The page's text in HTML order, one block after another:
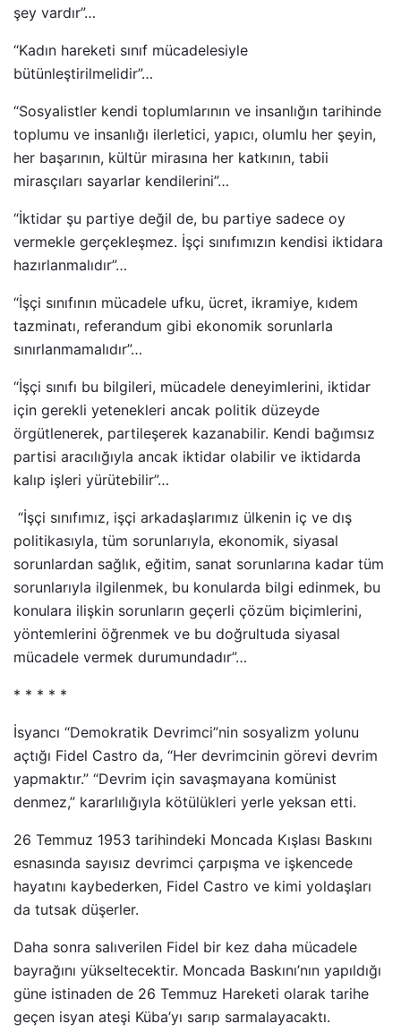
şey vardır”…
“Kadın hareketi sınıf mücadelesiyle
bütünleştirilmelidir”…
“Sosyalistler kendi toplumlarının ve insanlığın tarihinde
toplumu ve insanlığı ilerletici, yapıcı, olumlu her şeyin,
her başarının, kültür mirasına her katkının, tabii
mirasçıları sayarlar kendilerini”…
“İktidar şu partiye değil de, bu partiye sadece oy
vermekle gerçekleşmez. İşçi sınıfımızın kendisi iktidara
hazırlanmalıdır”…
“İşçi sınıfının mücadele ufku, ücret, ikramiye, kıdem
tazminatı, referandum gibi ekonomik sorunlarla
sınırlanmamalıdır”…
“İşçi sınıfı bu bilgileri, mücadele deneyimlerini, iktidar
için gerekli yetenekleri ancak politik düzeyde
örgütlenerek, partileşerek kazanabilir. Kendi bağımsız
partisi aracılığıyla ancak iktidar olabilir ve iktidarda
kalıp işleri yürütebilir”…
“İşçi sınıfımız, işçi arkadaşlarımız ülkenin iç ve dış
politikasıyla, tüm sorunlarıyla, ekonomik, siyasal
sorunlardan sağlık, eğitim, sanat sorunlarına kadar tüm
sorunlarıyla ilgilenmek, bu konularda bilgi edinmek, bu
konulara ilişkin sorunların geçerli çözüm biçimlerini,
yöntemlerini öğrenmek ve bu doğrultuda siyasal
mücadele vermek durumundadır”…
* * * * *
İsyancı “Demokratik Devrimci”nin sosyalizm yolunu
açtığı Fidel Castro da, “Her devrimcinin görevi devrim
yapmaktır.” “Devrim için savaşmayana komünist
denmez,” kararlılığıyla kötülükleri yerle yeksan etti.
26 Temmuz 1953 tarihindeki Moncada Kışlası Baskını
esnasında sayısız devrimci çarpışma ve işkencede
hayatını kaybederken, Fidel Castro ve kimi yoldaşları
da tutsak düşerler.
Daha sonra salıverilen Fidel bir kez daha mücadele
bayrağını yükseltecektir. Moncada Baskını’nın yapıldığı
güne istinaden de 26 Temmuz Hareketi olarak tarihe
geçen isyan ateşi Küba’yı sarıp sarmalayacaktı.